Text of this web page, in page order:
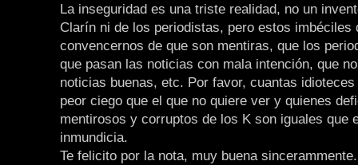
La inseguridad es una triste realidad, no un
Clarín ni de los periodistas, pero estos imbéciles
convencernos de que son mentiras, que los
que pasan las noticias con mala intención, que
noticias buenas, etc. Por favor, cuantas
peor ciego que el que no quiere ver y quienes
mentirosos y corruptos de los K son iguales que
inmundicia.
Te felicito por la nota, muy buena sincerammente.